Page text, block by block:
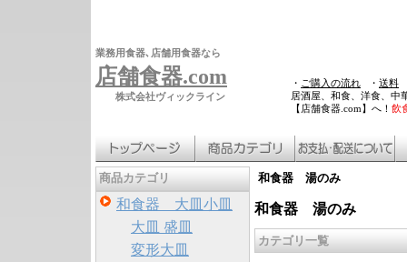
業務用食器､店舗用食器なら
店舗食器.com
株式会社ヴィックライン
・ ご購入の流れ ・ 送料
居酒屋、和食、洋食、中
【店舗食器.com】へ！ 飲
商品カテゴリ
和食器 大皿小皿
大皿 盛皿
変形大皿
和食器 湯のみ
和食器 湯のみ
カテゴリ一覧